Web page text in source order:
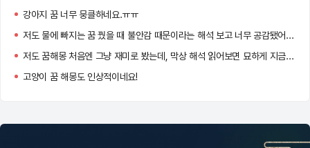
강아지 꿈 너무 뭉클하네요.ㅠㅠ
저도 물에 빠지는 꿈 꿨을 때 불안감 때문이라는 해석 보고 너무 공감됐어요…
저도 꿈해몽 처음엔 그냥 재미로 봤는데, 막상 해석 읽어보면 묘하게 지금 내 상황이랑 맞아서 소름 돋더라고요!
고양이 꿈 해몽도 인상적이네요!